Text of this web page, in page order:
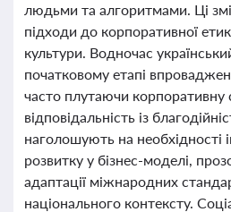
людьми та алгоритмами. Ці
підходи до корпоративної
культури. Водночас
початковому етапі
часто плутаючи корпоративну
відповідальність із
наголошують на необхідності
розвитку у бізнес-моделі,
адаптації міжнародних
національного контексту.